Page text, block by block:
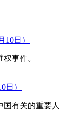
日）
事件。
日）
有关的重要人